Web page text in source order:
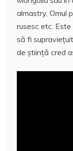
almastry, Omul
rusesc etc.
să fi
de ştiinţă cred